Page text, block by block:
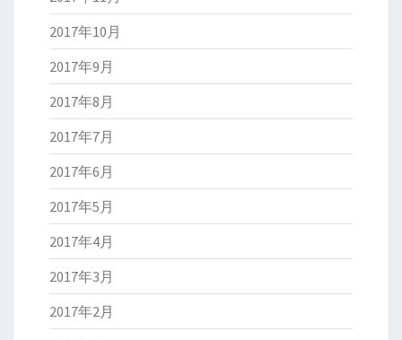
2017年10月
2017年9月
2017年8月
2017年7月
2017年6月
2017年5月
2017年4月
2017年3月
2017年2月